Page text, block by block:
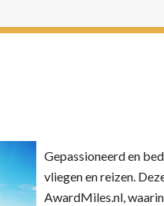
Gepassioneerd en
vliegen en reizen.
AwardMiles.nl,